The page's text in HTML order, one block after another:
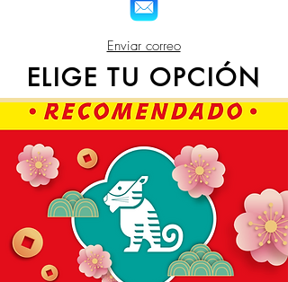
Enviar correo
ELIGE TU OPCIÓN